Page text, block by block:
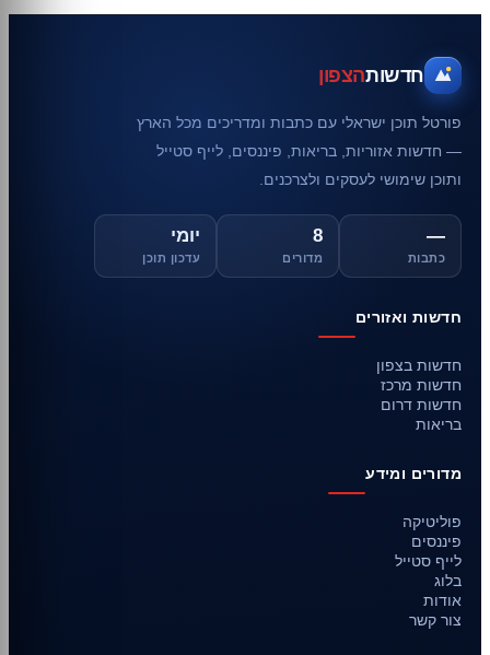
חדשותהצפון
פורטל תוכן ישראלי עם כתבות ומדריכים מכל הארץ
— חדשות אזוריות, בריאות, פיננסים, לייף סטייל
ותוכן שימושי לעסקים ולצרכנים.
—
כתבות
8
מדורים
יומי
עדכון תוכן
חדשות ואזורים
חדשות בצפון
חדשות מרכז
חדשות דרום
בריאות
מדורים ומידע
פוליטיקה
פיננסים
לייף סטייל
בלוג
אודות
צור קשר